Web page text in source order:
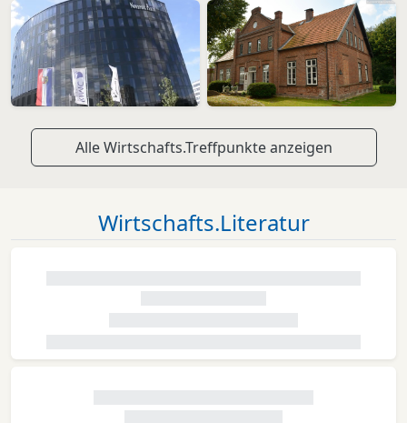
Alle Wirtschafts.Treffpunkte anzeigen
Wirtschafts.Literatur